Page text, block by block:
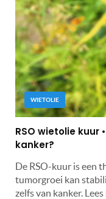
WIETOLIE
RSO wietolie
kanker?
De RSO-kuur is een
tumorgroei kan
zelfs van kanker.